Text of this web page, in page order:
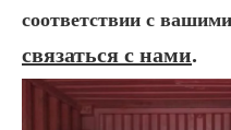
соответствии с
связаться с нами.